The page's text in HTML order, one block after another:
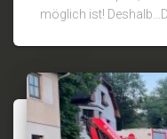
möglich ist!